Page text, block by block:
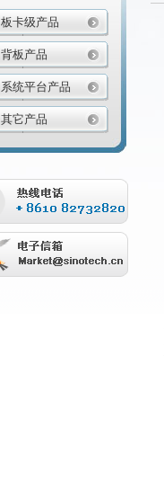
板卡级产品
背板产品
系统平台产品
其它产品